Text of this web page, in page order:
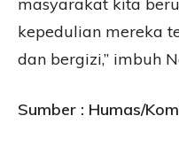
kepedulian mereka
dan bergizi,” imbuh
Sumber : Humas/